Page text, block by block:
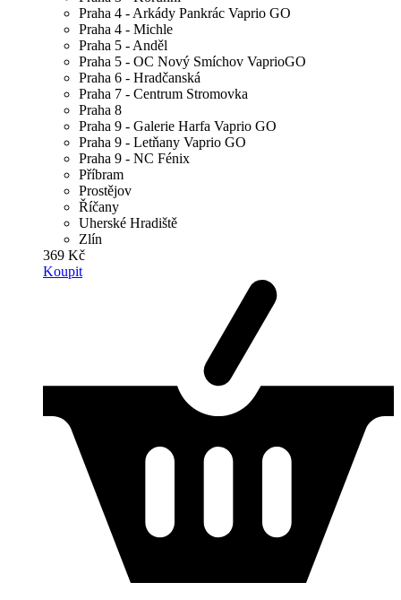
Praha 4 - Arkády Pankrác Vaprio GO
Praha 4 - Michle
Praha 5 - Anděl
Praha 5 - OC Nový Smíchov VaprioGO
Praha 6 - Hradčanská
Praha 7 - Centrum Stromovka
Praha 8
Praha 9 - Galerie Harfa Vaprio GO
Praha 9 - Letňany Vaprio GO
Praha 9 - NC Fénix
Příbram
Prostějov
Říčany
Uherské Hradiště
Zlín
369 Kč
Koupit